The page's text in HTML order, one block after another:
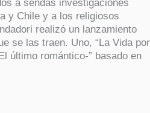
a sendas investigaciones
y Chile y a los religiosos
realizó un lanzamiento
se las traen. Uno, “La Vida por
último romántico-” basado en